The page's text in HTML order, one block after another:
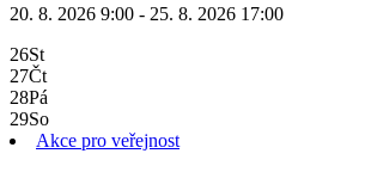
20. 8. 2026 9:00 - 25. 8. 2026 17:00
26St
27Čt
28Pá
29So
Akce pro veřejnost